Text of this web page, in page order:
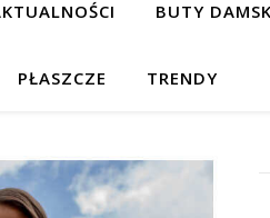
BUTY
PŁASZCZE TRENDY